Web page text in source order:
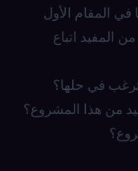
في المقام الأول
المفيد اتباع
في حلها؟
من هذا المشروع؟